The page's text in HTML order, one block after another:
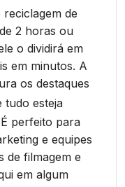
reciclagem de
2 horas ou
o dividirá em
em minutos. A
os destaques
tudo esteja
perfeito para
e equipes
de filmagem e
em algum